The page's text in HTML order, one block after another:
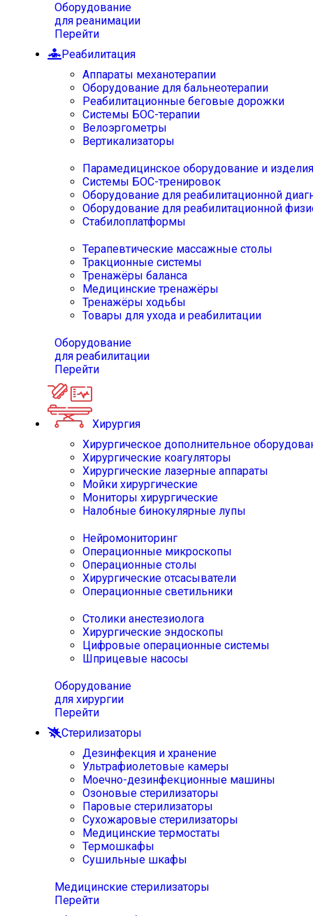
Оборудование
для реанимации
Перейти
Реабилитация
Аппараты механотерапии
Оборудование для бальнеотерапии
Реабилитационные беговые дорожки
Системы БОС-терапии
Велоэргометры
Вертикализаторы
Парамедицинское оборудование и изделия
Системы БОС-тренировок
Оборудование для реабилитационной
Оборудование для реабилитационной
Стабилоплатформы
Терапевтические массажные столы
Тракционные системы
Тренажёры баланса
Медицинские тренажёры
Тренажёры ходьбы
Товары для ухода и реабилитации
Оборудование
для реабилитации
Перейти
Хирургия
Хирургическое дополнительное
Хирургические коагуляторы
Хирургические лазерные аппараты
Мойки хирургические
Мониторы хирургические
Налобные бинокулярные лупы
Нейромониторинг
Операционные микроскопы
Операционные столы
Хирургические отсасыватели
Операционные светильники
Столики анестезиолога
Хирургические эндоскопы
Цифровые операционные системы
Шприцевые насосы
Оборудование
для хирургии
Перейти
Стерилизаторы
Дезинфекция и хранение
Ультрафиолетовые камеры
Моечно-дезинфекционные машины
Озоновые стерилизаторы
Паровые стерилизаторы
Сухожаровые стерилизаторы
Медицинские термостаты
Термошкафы
Сушильные шкафы
Медицинские стерилизаторы
Перейти